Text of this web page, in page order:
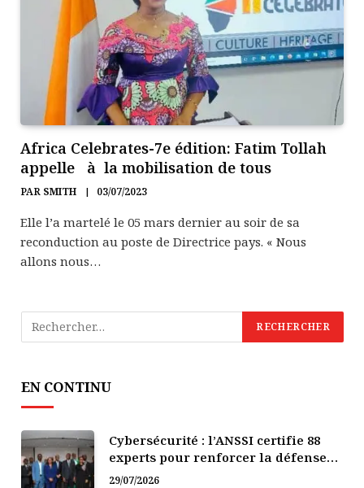
Africa Celebrates-7e édition: Fatim Tollah
appelle à la mobilisation de tous
PAR SMITH 03/07/2023
Elle l’a martelé le 05 mars dernier au soir de sa
reconduction au poste de Directrice pays. « Nous
allons nous…
EN CONTINU
Cybersécurité : l’ANSSI certifie 88
experts pour renforcer la défense
numérique de la Côte d’Ivoire
29/07/2026